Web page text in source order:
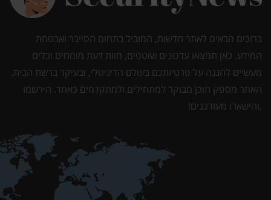
ברוכים הבאים לאתר חדשות, המוביל בתחום הסייבר ואבטחת
המידע. כאן תמצאו עדכונים שוטפים, חוות דעת מומחים וכלים
מעשיים להגנה על פרטיותכם בעולם הדיגיטלי, ובעיקר ברשת הבית.
האתר מספק תוכן מבוקר למתחילים ולמתקדמים כאחד. הירשמו
,והישארו מעודכנים!